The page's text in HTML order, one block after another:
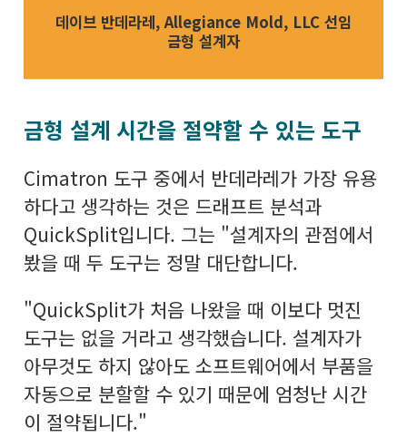
데이브 반데라레, Allegiance Mold, LLC 선임
금형 설계자
금형 설계 시간을 절약할 수 있는 도구
Cimatron 도구 중에서 반데라레가 가장 유용
하다고 생각하는 것은 드래프트 분석과
QuickSplit입니다. 그는 "설계자의 관점에서
봤을 때 두 도구는 정말 대단합니다.
"QuickSplit가 처음 나왔을 때 이보다 멋진
도구는 없을 거라고 생각했습니다. 설계자가
아무것도 하지 않아도 소프트웨어에서 부품을
자동으로 분할할 수 있기 때문에 엄청난 시간
이 절약됩니다."